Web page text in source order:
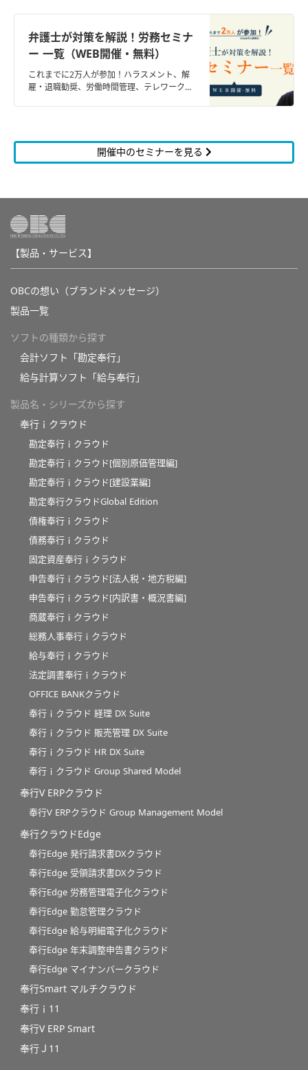
弁護士が対策を解説！労務セミナ
ー 一覧（WEB開催・無料）
これまでに2万人が参加！ハラスメント、解
雇・退職勧奨、労働時間管理、テレワークな
開催中のセミナーを見る
【製品・サービス】
OBCの想い（ブランドメッセージ）
製品一覧
ソフトの種類から探す
会計ソフト「勘定奉行」
給与計算ソフト「給与奉行」
製品名・シリーズから探す
奉行ｉクラウド
勘定奉行ｉクラウド
勘定奉行ｉクラウド[個別原価管理編]
勘定奉行ｉクラウド[建設業編]
勘定奉行クラウドGlobal Edition
債権奉行ｉクラウド
債務奉行ｉクラウド
固定資産奉行ｉクラウド
申告奉行ｉクラウド[法人税・地方税編]
申告奉行ｉクラウド[内訳書・概況書編]
商蔵奉行ｉクラウド
総務人事奉行ｉクラウド
給与奉行ｉクラウド
法定調書奉行ｉクラウド
OFFICE BANKクラウド
奉行ｉクラウド 経理 DX Suite
奉行ｉクラウド 販売管理 DX Suite
奉行ｉクラウド HR DX Suite
奉行ｉクラウド Group Shared Model
奉行V ERPクラウド
奉行V ERPクラウド Group Management Model
奉行クラウドEdge
奉行Edge 発行請求書DXクラウド
奉行Edge 受領請求書DXクラウド
奉行Edge 労務管理電子化クラウド
奉行Edge 勤怠管理クラウド
奉行Edge 給与明細電子化クラウド
奉行Edge 年末調整申告書クラウド
奉行Edge マイナンバークラウド
奉行Smart マルチクラウド
奉行ｉ11
奉行V ERP Smart
奉行Ｊ11